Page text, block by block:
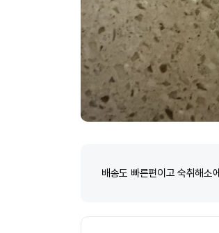
배송도 빠른편이고 숙취해소